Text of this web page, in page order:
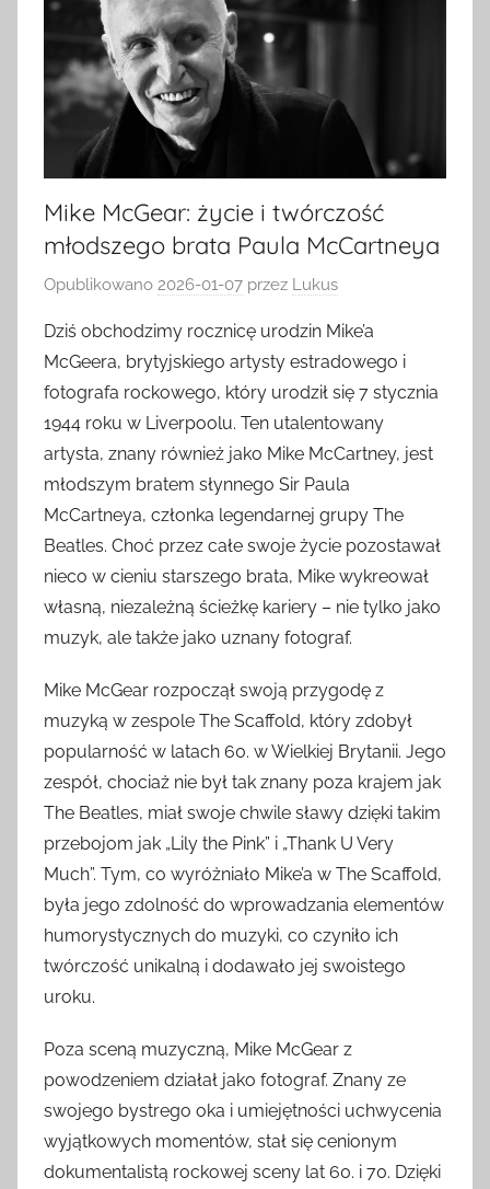
Mike McGear: życie i twórczość
młodszego brata Paula McCartneya
Opublikowano 2026-01-07 przez Lukus
Dziś obchodzimy rocznicę urodzin Mike’a
McGeera, brytyjskiego artysty estradowego i
fotografa rockowego, który urodził się 7 stycznia
1944 roku w Liverpoolu. Ten utalentowany
artysta, znany również jako Mike McCartney, jest
młodszym bratem słynnego Sir Paula
McCartneya, członka legendarnej grupy The
Beatles. Choć przez całe swoje życie pozostawał
nieco w cieniu starszego brata, Mike wykreował
własną, niezależną ścieżkę kariery – nie tylko jako
muzyk, ale także jako uznany fotograf.
Mike McGear rozpoczął swoją przygodę z
muzyką w zespole The Scaffold, który zdobył
popularność w latach 60. w Wielkiej Brytanii. Jego
zespół, chociaż nie był tak znany poza krajem jak
The Beatles, miał swoje chwile sławy dzięki takim
przebojom jak „Lily the Pink” i „Thank U Very
Much”. Tym, co wyróżniało Mike’a w The Scaffold,
była jego zdolność do wprowadzania elementów
humorystycznych do muzyki, co czyniło ich
twórczość unikalną i dodawało jej swoistego
uroku.
Poza sceną muzyczną, Mike McGear z
powodzeniem działał jako fotograf. Znany ze
swojego bystrego oka i umiejętności uchwycenia
wyjątkowych momentów, stał się cenionym
dokumentalistą rockowej sceny lat 60. i 70. Dzięki